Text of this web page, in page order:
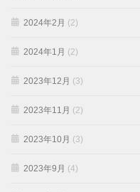
2024年2月 (2)
2024年1月 (2)
2023年12月 (3)
2023年11月 (2)
2023年10月 (3)
2023年9月 (4)